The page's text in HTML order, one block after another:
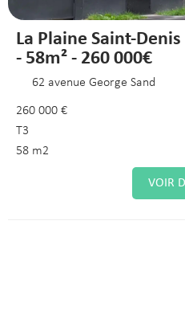
La Plaine Saint-
- 58m² - 260 000€
62 avenue George Sand
260 000 €
T3
58 m2
VOIR